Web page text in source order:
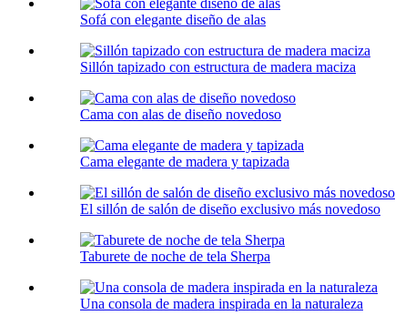
Sofá con elegante diseño de alas
Sillón tapizado con estructura de madera maciza
Cama con alas de diseño novedoso
Cama elegante de madera y tapizada
El sillón de salón de diseño exclusivo más novedoso
Taburete de noche de tela Sherpa
Una consola de madera inspirada en la naturaleza